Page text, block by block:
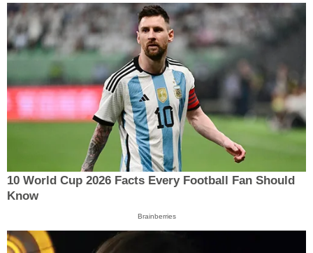
10 World Cup 2026 Facts Every Football Fan Should
Know
Brainberries